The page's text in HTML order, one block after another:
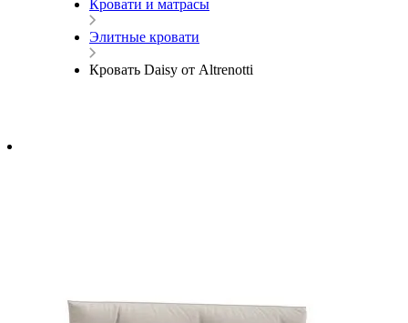
Кровати и матрасы
Элитные кровати
Кровать Daisy от Altrenotti